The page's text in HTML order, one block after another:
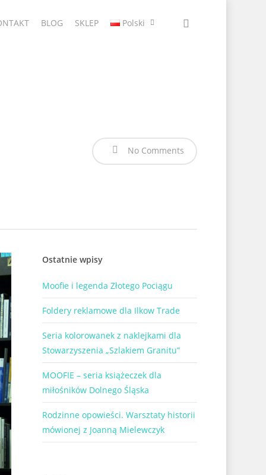
BLOG SKLEP Polski
No Comments
Ostatnie wpisy
Moofie i legenda Złotego Pociągu
Foldery reklamowe dla Ilkow Trade
Seria kolorowanek z naklejkami dla
Stowarzyszenia „Szlakiem Granitu”
MOOFIE – seria książeczek dla
miłośników Dolnego Śląska
Rodzinne opowieści. Warsztaty historii
mówionej z Joanną Mielewczyk